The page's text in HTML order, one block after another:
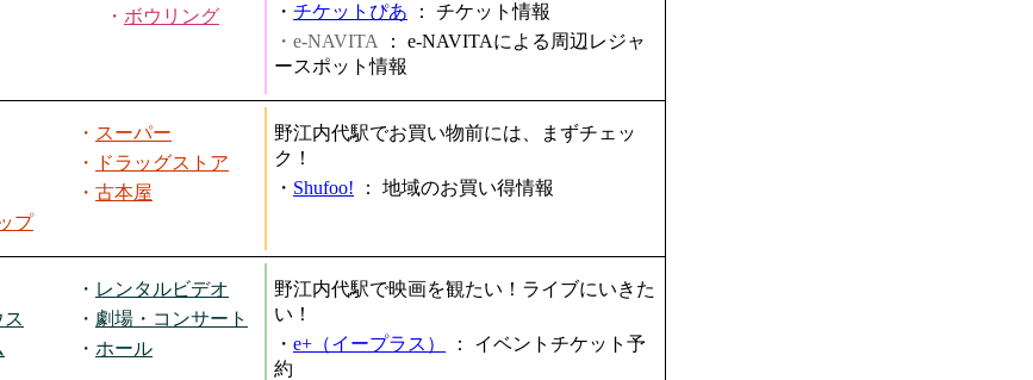
・ ボウリング
・ チケットぴあ ： チケット情報
・e-NAVITA
： e-NAVITAによる周辺レジャ
ースポット情報
・ スーパー
・
ドラッグストア
・ 古本屋
プ
野江内代駅でお買い物前には、まずチェッ
ク！
・ Shufoo! ： 地域のお買い得情報
・ レンタルビデオ
・ 劇場・コンサート
・ ホール
野江内代駅で映画を観たい！ライブにいきた
い！
・ e+（イープラス） ： イベントチケット予
約